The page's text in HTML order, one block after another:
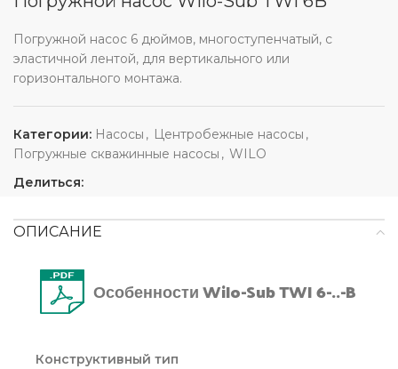
Погружной насос 6 дюймов, многоступенчатый, с
эластичной лентой, для вертикального или
горизонтального монтажа.
Категории: Насосы , Центробежные насосы ,
Погружные скважинные насосы , WILO
Делиться:
ОПИСАНИЕ
Особенности Wilo-Sub TWI 6-..-B
Конструктивный тип